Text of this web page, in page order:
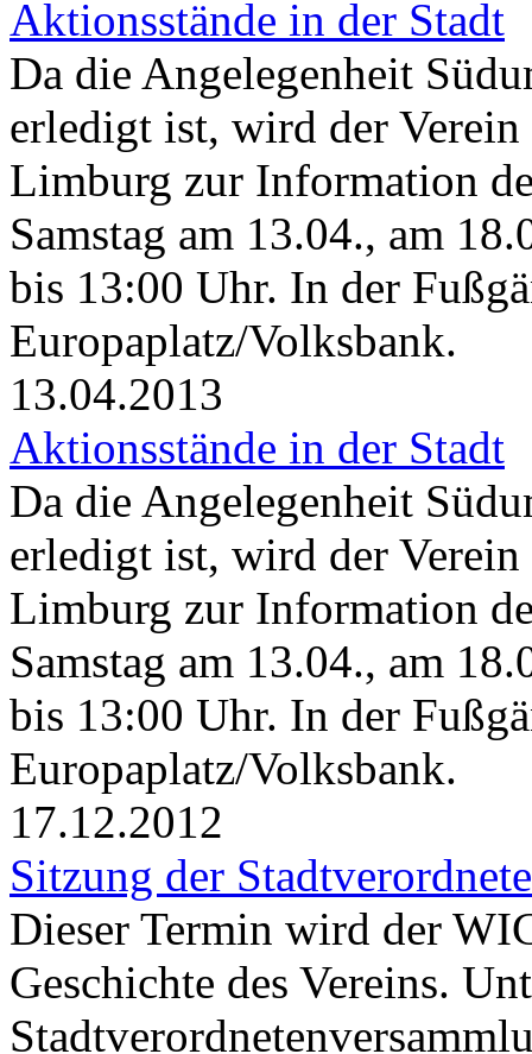
Aktionsstände in der Stadt
Da die Angelegenheit
erledigt ist, wird der
Limburg zur Information
Samstag am 13.04., am
bis 13:00 Uhr. In der
Europaplatz/Volksbank.
13.04.2013
Aktionsstände in der Stadt
Da die Angelegenheit
erledigt ist, wird der
Limburg zur Information
Samstag am 13.04., am
bis 13:00 Uhr. In der
Europaplatz/Volksbank.
17.12.2012
Sitzung der
Dieser Termin wird der
Geschichte des Vereins.